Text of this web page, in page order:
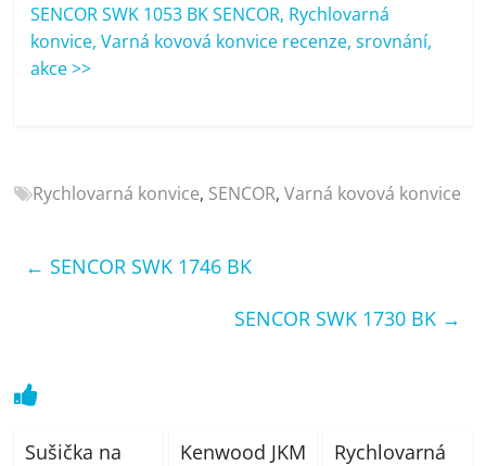
recenze,
pračky,
televize,
kávovary,
bazény
SENCOR SWK 1053 BK SENCOR, Rychlovarná
konvice, Varná kovová konvice recenze, srovnání,
akce >>
Rychlovarná konvice, SENCOR,Varná kovová konvice
← SENCOR SWK 1746 BK
SENCOR SWK 1730 BK →
Sušička na
Kenwood JKM
Rychlovarná